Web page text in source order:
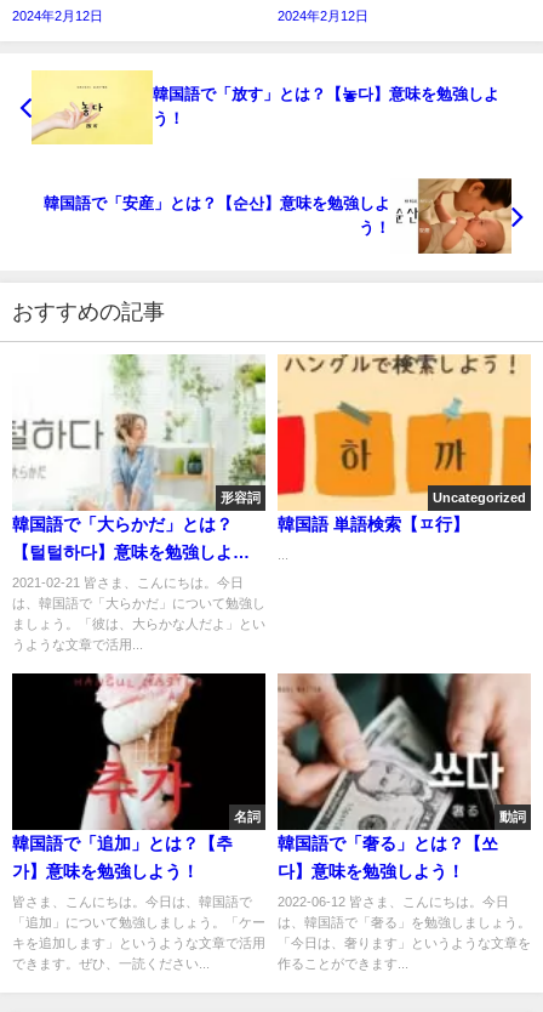
2024年2月12日 2024年2月12日
韓国語で「放す」とは？【놓다】意味を勉強しよ
う！
韓国語で「安産」とは？【순산】意味を勉強しよ
う！
おすすめの記事
形容詞
韓国語で「大らかだ」とは？
【털털하다】意味を勉強しよ
う！
2021-02-21 皆さま、こんにちは。今日
は、韓国語で「大らかだ」について勉強し
ましょう。「彼は、大らかな人だよ」とい
うような文章で活用...
Uncategorized
韓国語 単語検索【ㅍ行】
名詞
韓国語で「追加」とは？【추
가】意味を勉強しよう！
皆さま、こんにちは。今日は、韓国語で
「追加」について勉強しましょう。「ケー
キを追加します」というような文章で活用
できます。ぜひ、一読ください...
動詞
韓国語で「奢る」とは？【쏘
다】意味を勉強しよう！
2022-06-12 皆さま、こんにちは。今日
は、韓国語で「奢る」を勉強しましょう。
「今日は、奢ります」というような文章を
作ることができます...